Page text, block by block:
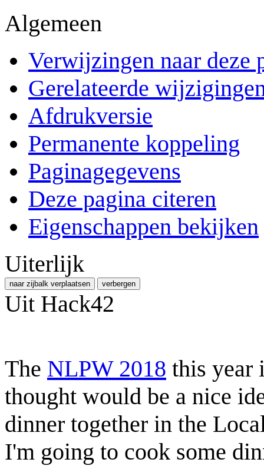
Algemeen
Verwijzingen naar deze
Gerelateerde
Afdrukversie
Permanente koppeling
Paginagegevens
Deze pagina citeren
Eigenschappen bekijken
Uiterlijk
naar zijbalk verplaatsen verbergen
Uit Hack42
The NLPW 2018 this year
thought would be a nice
dinner together in the
I'm going to cook some